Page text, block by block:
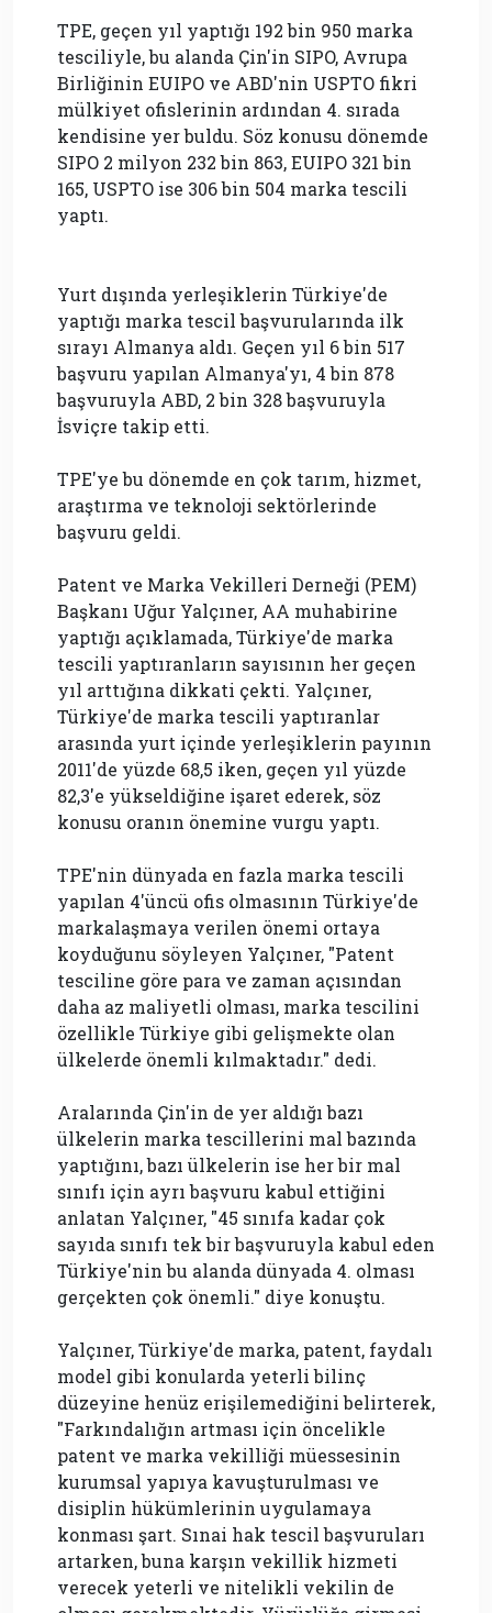
TPE, geçen yıl yaptığı 192 bin 950 marka
tesciliyle, bu alanda Çin'in SIPO, Avrupa
Birliğinin EUIPO ve ABD'nin USPTO fikri
mülkiyet ofislerinin ardından 4. sırada
kendisine yer buldu. Söz konusu dönemde
SIPO 2 milyon 232 bin 863, EUIPO 321 bin
165, USPTO ise 306 bin 504 marka tescili
yaptı.
Yurt dışında yerleşiklerin Türkiye'de
yaptığı marka tescil başvurularında ilk
sırayı Almanya aldı. Geçen yıl 6 bin 517
başvuru yapılan Almanya'yı, 4 bin 878
başvuruyla ABD, 2 bin 328 başvuruyla
İsviçre takip etti.
TPE'ye bu dönemde en çok tarım, hizmet,
araştırma ve teknoloji sektörlerinde
başvuru geldi.
Patent ve Marka Vekilleri Derneği (PEM)
Başkanı Uğur Yalçıner, AA muhabirine
yaptığı açıklamada, Türkiye'de marka
tescili yaptıranların sayısının her geçen
yıl arttığına dikkati çekti. Yalçıner,
Türkiye'de marka tescili yaptıranlar
arasında yurt içinde yerleşiklerin payının
2011'de yüzde 68,5 iken, geçen yıl yüzde
82,3'e yükseldiğine işaret ederek, söz
konusu oranın önemine vurgu yaptı.
TPE'nin dünyada en fazla marka tescili
yapılan 4'üncü ofis olmasının Türkiye'de
markalaşmaya verilen önemi ortaya
koyduğunu söyleyen Yalçıner, "Patent
tesciline göre para ve zaman açısından
daha az maliyetli olması, marka tescilini
özellikle Türkiye gibi gelişmekte olan
ülkelerde önemli kılmaktadır." dedi.
Aralarında Çin'in de yer aldığı bazı
ülkelerin marka tescillerini mal bazında
yaptığını, bazı ülkelerin ise her bir mal
sınıfı için ayrı başvuru kabul ettiğini
anlatan Yalçıner, "45 sınıfa kadar çok
sayıda sınıfı tek bir başvuruyla kabul eden
Türkiye'nin bu alanda dünyada 4. olması
gerçekten çok önemli." diye konuştu.
Yalçıner, Türkiye'de marka, patent, faydalı
model gibi konularda yeterli bilinç
düzeyine henüz erişilemediğini belirterek,
"Farkındalığın artması için öncelikle
patent ve marka vekilliği müessesinin
kurumsal yapıya kavuşturulması ve
disiplin hükümlerinin uygulamaya
konması şart. Sınai hak tescil başvuruları
artarken, buna karşın vekillik hizmeti
verecek yeterli ve nitelikli vekilin de